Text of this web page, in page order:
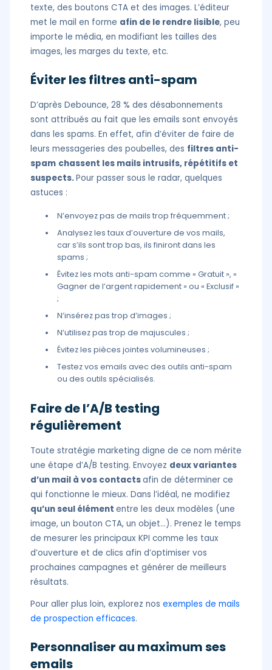
texte, des boutons CTA et des images. L’éditeur
met le mail en forme afin de le rendre lisible, peu
importe le média, en modifiant les tailles des
images, les marges du texte, etc.
Éviter les filtres anti-spam
D’après Debounce, 28 % des désabonnements
sont attribués au fait que les emails sont envoyés
dans les spams. En effet, afin d’éviter de faire de
leurs messageries des poubelles, des filtres anti-
spam chassent les mails intrusifs, répétitifs et
suspects.Pour passer sous le radar, quelques
astuces :
N’envoyez pas de mails trop fréquemment ;
Analysez les taux d’ouverture de vos mails,
car s’ils sont trop bas, ils finiront dans les
spams ;
Évitez les mots anti-spam comme « Gratuit », «
Gagner de l’argent rapidement » ou « Exclusif »
;
N’insérez pas trop d’images ;
N’utilisez pas trop de majuscules ;
Évitez les pièces jointes volumineuses ;
Testez vos emails avec des outils anti-spam
ou des outils spécialisés.
Faire de l’A/B testing
régulièrement
Toute stratégie marketing digne de ce nom mérite
une étape d’A/B testing. Envoyez deux variantes
d’un mail à vos contactsafin de déterminer ce
qui fonctionne le mieux. Dans l’idéal, ne modifiez
qu’un seul élément entre les deux modèles (une
image, un bouton CTA, un objet…). Prenez le temps
de mesurer les principaux KPI comme les taux
d’ouverture et de clics afin d’optimiser vos
prochaines campagnes et générer de meilleurs
résultats.
Pour aller plus loin, explorez nos exemples de mails
de prospection efficaces.
Personnaliser au maximum ses
emails